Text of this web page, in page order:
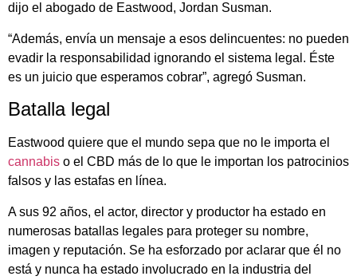
dijo el abogado de Eastwood, Jordan Susman.
“Además, envía un mensaje a esos delincuentes: no pueden
evadir la responsabilidad ignorando el sistema legal. Éste
es un juicio que esperamos cobrar”, agregó Susman.
Batalla legal
Eastwood quiere que el mundo sepa que no le importa el
cannabis o el CBD más de lo que le importan los patrocinios
falsos y las estafas en línea.
A sus 92 años, el actor, director y productor ha estado en
numerosas batallas legales para proteger su nombre,
imagen y reputación. Se ha esforzado por aclarar que él no
está y nunca ha estado involucrado en la industria del